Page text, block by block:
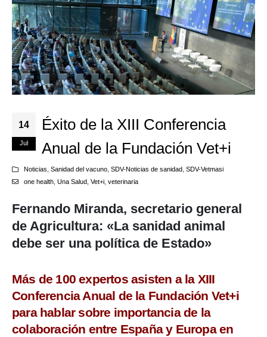
14
Jul
Éxito de la XIII Conferencia
Anual de la Fundación Vet+i
Noticias Sanidad del vacuno, SDV-Noticias de sanidad, SDV-Vetmasi
one health, Una Salud, Vet+i, veterinaria
Fernando Miranda, secretario general
de Agricultura: «La sanidad animal
debe ser una política de Estado»
Más de 100 expertos asisten a la XIII
Conferencia Anual de la Fundación Vet+i
para hablar sobre importancia de la
colaboración entre España y Europa en